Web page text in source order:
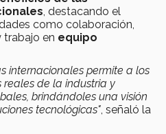
, destacando el
como colaboración,
trabajo en equipo
internacionales permite a los
de la industria y
brindándoles una visión
tecnológicas" , señaló la